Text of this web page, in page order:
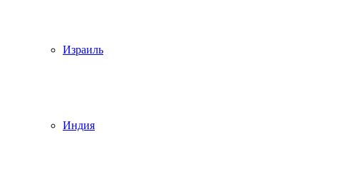
Израиль
Индия